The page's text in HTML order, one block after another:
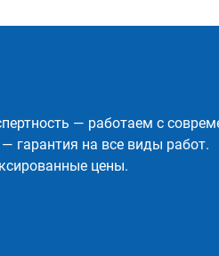
— работаем с
гарантия на все виды работ.
цены.